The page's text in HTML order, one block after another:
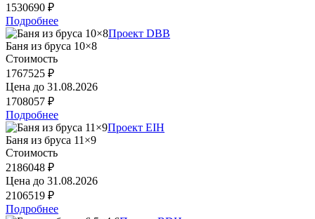
1530690 ₽
Подробнее
Проект DBB
Баня из бруса 10×8
Стоимость
1767525 ₽
Цена до 31.08.2026
1708057 ₽
Подробнее
Проект EIH
Баня из бруса 11×9
Стоимость
2186048 ₽
Цена до 31.08.2026
2106519 ₽
Подробнее